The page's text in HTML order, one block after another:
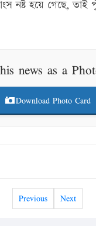
নষ্ট হয়ে গেছে,
news as a
Download Photo Card
Previous Next